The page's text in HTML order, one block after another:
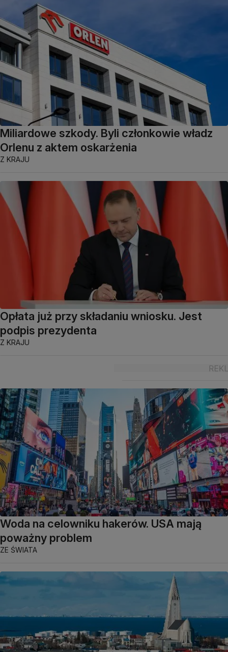
Miliardowe szkody. Byli członkowie władz
Orlenu z aktem oskarżenia
Z KRAJU
Opłata już przy składaniu wniosku. Jest
podpis prezydenta
Z KRAJU
Woda na celowniku hakerów. USA mają
poważny problem
ZE ŚWIATA